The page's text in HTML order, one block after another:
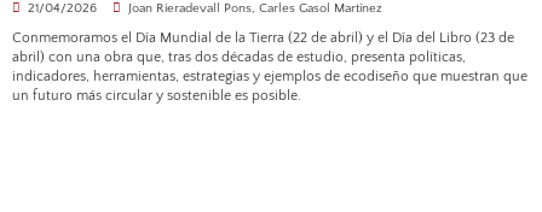
21/04/2026 Joan Rieradevall Pons, Carles Gasol Martínez
Conmemoramos el Día Mundial de la Tierra (22 de abril) y el Día del Libro (23 de
abril) con una obra que, tras dos décadas de estudio, presenta políticas,
indicadores, herramientas, estrategias y ejemplos de ecodiseño que muestran que
un futuro más circular y sostenible es posible.